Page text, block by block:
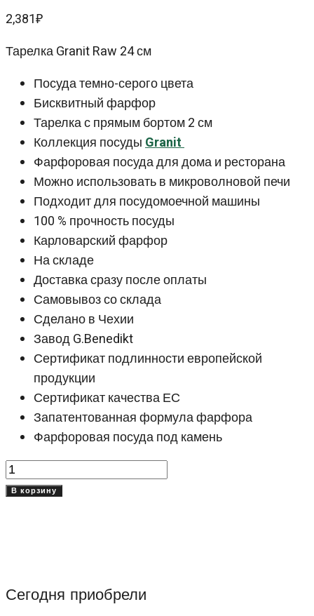
2,381₽
Тарелка Granit Raw 24 см
Посуда темно-серого цвета
Бисквитный фарфор
Тарелка с прямым бортом 2 см
Коллекция посудыGranit
Фарфоровая посуда для дома и ресторана
Можно использовать в микроволновой печи
Подходит для посудомоечной машины
100 % прочность посуды
Карловарский фарфор
На складе
Доставка сразу после оплаты
Самовывоз со склада
Сделано в Чехии
Завод G.Benedikt
Сертификат подлинности европейской
продукции
Сертификат качества ЕС
Запатентованная формула фарфора
Фарфоровая посуда под камень
Количество
товара
Raw)
24
В корзину
Сегодня приобрели